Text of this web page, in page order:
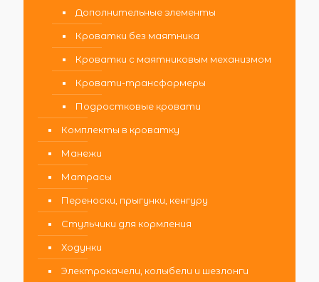
Дополнительные элементы
Кроватки без маятника
Кроватки с маятниковым механизмом
Кровати-трансформеры
Подростковые кровати
Комплекты в кроватку
Манежи
Матрасы
Переноски, прыгунки, кенгуру
Стульчики для кормления
Ходунки
Электрокачели, колыбели и шезлонги